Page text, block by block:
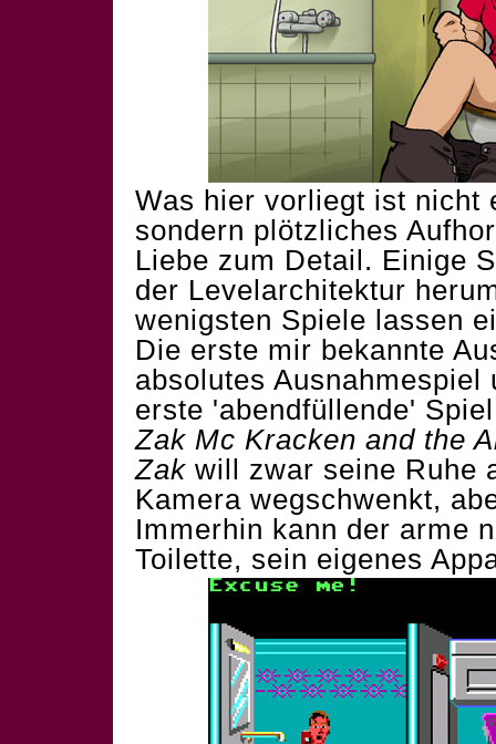
Was hier vorliegt ist nicht
sondern plötzliches
Liebe zum Detail. Einige
der Levelarchitektur
wenigsten Spiele lassen
Die erste mir bekannte
absolutes Ausnahmespiel
erste 'abendfüllende'
Zak Mc Kracken and the
Zak will zwar seine Ruhe
Kamera wegschwenkt,
Immerhin kann der arme
Toilette, sein eigenes